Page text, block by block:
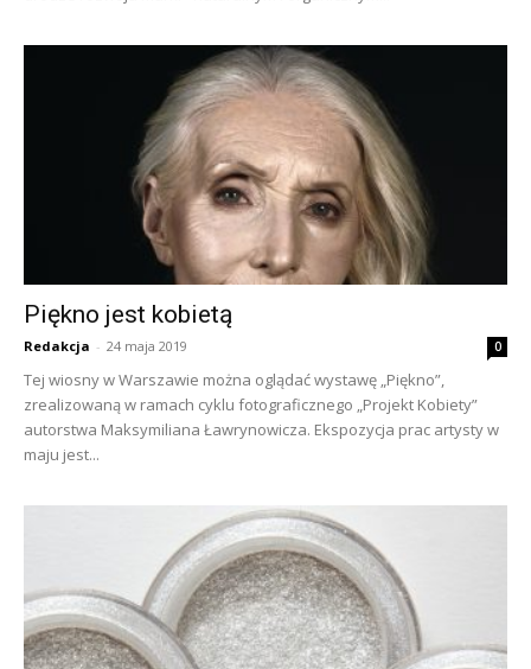
Piękno jest kobietą
Redakcja - 24 maja 2019 0
Tej wiosny w Warszawie można oglądać wystawę „Piękno”,
zrealizowaną w ramach cyklu fotograficznego „Projekt Kobiety”
autorstwa Maksymiliana Ławrynowicza. Ekspozycja prac artysty w
maju jest...